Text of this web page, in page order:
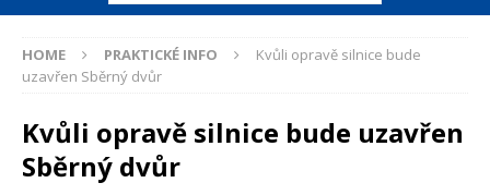
HOME PRAKTICKÉ INFO
Kvůli opravě silnice bude
uzavřen Sběrný dvůr
Kvůli opravě silnice bude uzavřen
Sběrný dvůr